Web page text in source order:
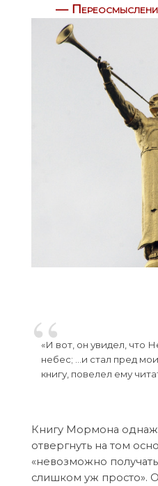
—
«И вот, он увидел, что
небес; …и стал пред
книгу, повелел ему
Книгу Мормона
отвергнуть на том
«невозможно
слишком уж просто».